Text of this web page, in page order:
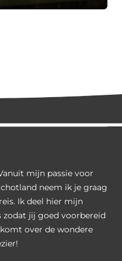
mijn passie voor
neem ik je graag
Ik deel hier mijn
jij goed voorbereid
over de wondere